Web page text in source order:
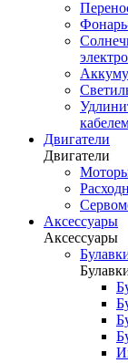
Двигатели
Двигатели
Аксессуары
Аксессуары